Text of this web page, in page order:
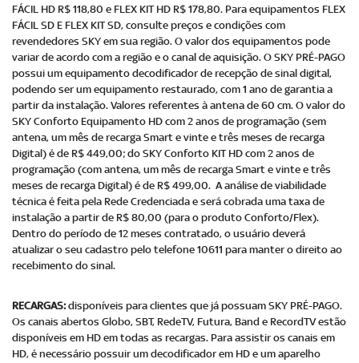
FÁCIL HD R$ 118,80 e FLEX KIT HD R$ 178,80. Para equipamentos FLEX
FÁCIL SD E FLEX KIT SD, consulte preços e condições com
revendedores SKY em sua região. O valor dos equipamentos pode
variar de acordo com a região e o canal de aquisição. O SKY PRÉ-PAGO
possui um equipamento decodificador de recepção de sinal digital,
podendo ser um equipamento restaurado, com 1 ano de garantia a
partir da instalação. Valores referentes à antena de 60 cm. O valor do
SKY Conforto Equipamento HD com 2 anos de programação (sem
antena, um mês de recarga Smart e vinte e três meses de recarga
Digital) é de R$ 449,00; do SKY Conforto KIT HD com 2 anos de
programação (com antena, um mês de recarga Smart e vinte e três
meses de recarga Digital) é de R$ 499,00. A análise de viabilidade
técnica é feita pela Rede Credenciada e será cobrada uma taxa de
instalação a partir de R$ 80,00 (para o produto Conforto/Flex).
Dentro do período de 12 meses contratado, o usuário deverá
atualizar o seu cadastro pelo telefone 10611 para manter o direito ao
recebimento do sinal.
RECARGAS: disponíveis para clientes que já possuam SKY PRÉ-PAGO.
Os canais abertos Globo, SBT, RedeTV, Futura, Band e RecordTV estão
disponíveis em HD em todas as recargas. Para assistir os canais em
HD, é necessário possuir um decodificador em HD e um aparelho